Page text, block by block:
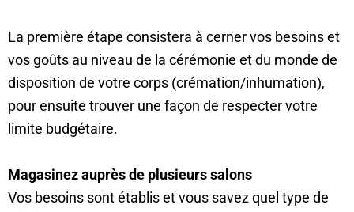
La première étape consistera à cerner vos besoins et
vos goûts au niveau de la cérémonie et du monde de
disposition de votre corps (crémation/inhumation),
pour ensuite trouver une façon de respecter votre
limite budgétaire.
Magasinez auprès de plusieurs salons
Vos besoins sont établis et vous savez quel type de